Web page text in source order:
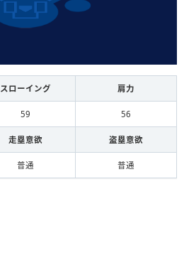
スローイング 肩力
59 56
走塁意欲 盗塁意欲
普通 普通